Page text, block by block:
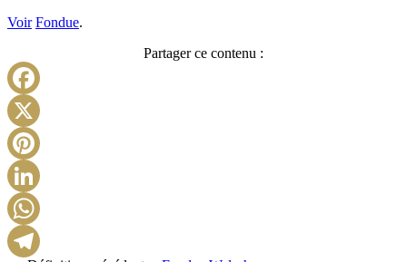
Voir Fondue.
Partager ce contenu :